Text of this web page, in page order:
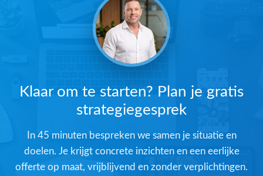
Klaar om te starten? Plan je gratis
strategiegesprek
In 45 minuten bespreken we samen je situatie en
doelen. Je krijgt concrete inzichten en een eerlijke
offerte op maat, vrijblijvend en zonder verplichtingen.